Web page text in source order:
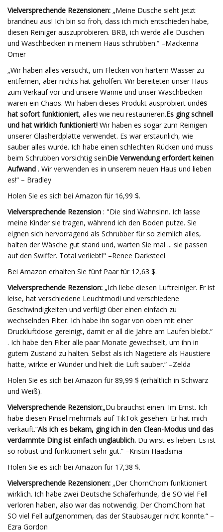
Vielversprechende Rezensionen: „Meine Dusche sieht jetzt
brandneu aus! Ich bin so froh, dass ich mich entschieden habe,
diesen Reiniger auszuprobieren. BRB, ich werde alle Duschen
und Waschbecken in meinem Haus schrubben.“ –Mackenna
Omer
„Wir haben alles versucht, um Flecken von hartem Wasser zu
entfernen, aber nichts hat geholfen. Wir bereiteten unser Haus
zum Verkauf vor und unsere Wanne und unser Waschbecken
waren ein Chaos. Wir haben dieses Produkt ausprobiert undes
hat sofort funktioniert, alles wie neu restaurieren.Es ging schnell
und hat wirklich funktioniert! Wir haben es sogar zum Reinigen
unserer Glasherdplatte verwendet. Es war erstaunlich, wie
sauber alles wurde. Ich habe einen schlechten Rücken und muss
beim Schrubben vorsichtig seinDie Verwendung erfordert keinen
Aufwand . Wir verwenden es in unserem neuen Haus und lieben
es!“ – Bradley
Holen Sie es sich bei Amazon für 16,99 $.
Vielversprechende Rezension : "Die sind Wahnsinn. Ich lasse
meine Kinder sie tragen, während ich den Boden putze. Sie
eignen sich hervorragend als Schrubber für so ziemlich alles,
halten der Wäsche gut stand und, warten Sie mal ... sie passen
auf den Swiffer. Total verliebt!" –Renee Darksteel
Bei Amazon erhalten Sie fünf Paar für 12,63 $.
Vielversprechende Rezension: „Ich liebe diesen Luftreiniger. Er ist
leise, hat verschiedene Leuchtmodi und verschiedene
Geschwindigkeiten und verfügt über einen einfach zu
wechselnden Filter. Ich habe ihn sogar von oben mit einer
Druckluftdose gereinigt, damit er all die Jahre am Laufen bleibt.“
. Ich habe den Filter alle paar Monate gewechselt, um ihn in
gutem Zustand zu halten. Selbst als ich Nagetiere als Haustiere
hatte, wirkte er Wunder und hielt die Luft sauber.“ –Zelda
Holen Sie es sich bei Amazon für 89,99 $ (erhältlich in Schwarz
und Weiß).
Vielversprechende Rezension:„Du brauchst einen. Im Ernst. Ich
habe diesen Pinsel mehrmals auf TikTok gesehen. Er hat mich
verkauft.“Als ich es bekam, ging ich in den Clean-Modus und das
verdammte Ding ist einfach unglaublich. Du wirst es lieben. Es ist
so robust und funktioniert sehr gut.“ –Kristin Haadsma
Holen Sie es sich bei Amazon für 17,38 $.
Vielversprechende Rezensionen: „Der ChomChom funktioniert
wirklich. Ich habe zwei Deutsche Schäferhunde, die SO viel Fell
verloren haben, also war das notwendig. Der ChomChom hat
SO viel Fell aufgenommen, das der Staubsauger nicht konnte.“ –
Ezra Gordon